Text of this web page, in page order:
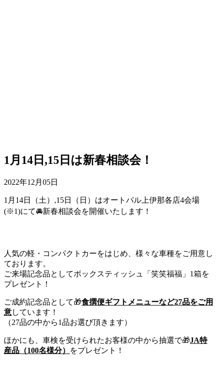
1月14日,15日は新春相談会！
2022年12月05日
1月14日（土）,15日（日）はオートパル上伊那各店4会場
(※1)にて🚘新春相談会を開催いたします！
人気の軽・コンパクトカーをはじめ、様々な車種をご用意し
ております。
ご来場記念品としてボックスティッシュ「笑笑福福」1箱を
プレゼント！
ご成約記念品として🎁食撰便ギフトメニューなど27品をご用
意しています！
（27品の中から1品お選び頂きます）
ほかにも、車検を受けられたお客様の中から抽選で🎁JA特
産品（100名様分）
をプレゼント！